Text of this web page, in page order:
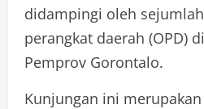
didampingi oleh
perangkat daerah (OPD)
Pemprov Gorontalo.
Kunjungan ini